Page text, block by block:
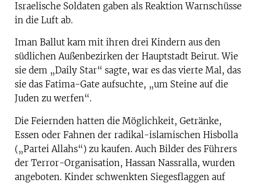
Israelische Soldaten gaben als Reaktion Warnschüsse
in die Luft ab.
Iman Ballut kam mit ihren drei Kindern aus den
südlichen Außenbezirken der Hauptstadt Beirut. Wie
sie dem „Daily Star“ sagte, war es das vierte Mal, das
sie das Fatima-Gate aufsuchte, „um Steine auf die
Juden zu werfen“.
Die Feiernden hatten die Möglichkeit, Getränke,
Essen oder Fahnen der radikal-islamischen Hisbolla
(„Partei Allahs“) zu kaufen. Auch Bilder des Führers
der Terror-Organisation, Hassan Nassralla, wurden
angeboten. Kinder schwenkten Siegesflaggen auf